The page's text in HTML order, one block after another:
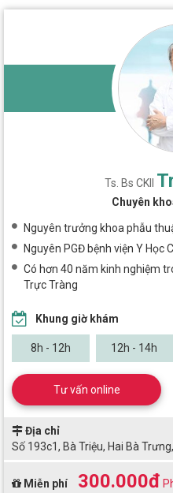
Ts. Bs CKII
Chuyên
Nguyên trưởng khoa phẫu
Nguyên PGĐ bệnh viện Y Học
Có hơn 40 năm kinh nghiệm
Trực Tràng
Khung giờ khám
8h - 12h 12h - 14h
Tư vấn online
Địa chỉ
Số 193c1, Bà Triệu, Hai Bà
Miễn phí 300.000đ